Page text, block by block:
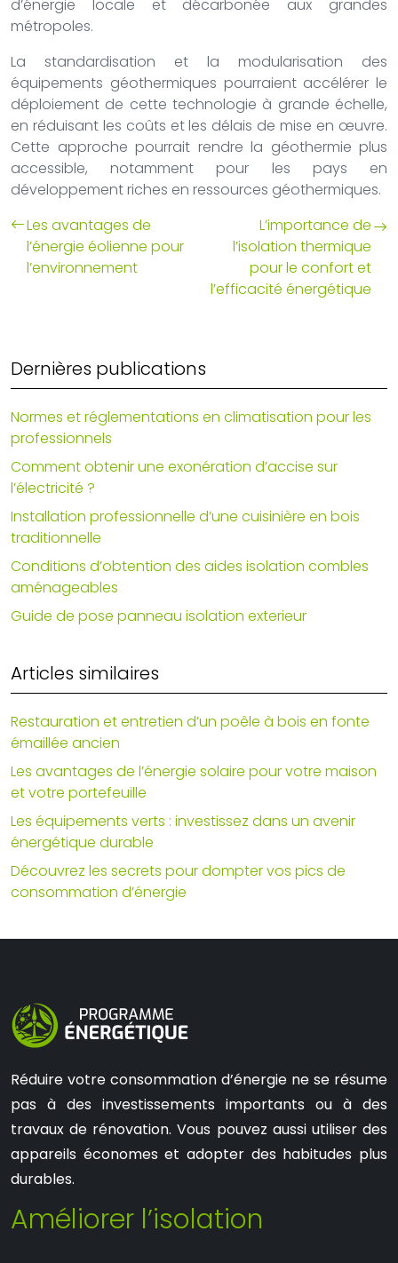
d’énergie locale et décarbonée aux grandes
métropoles.
La standardisation et la modularisation des
équipements géothermiques pourraient accélérer le
déploiement de cette technologie à grande échelle,
en réduisant les coûts et les délais de mise en œuvre.
Cette approche pourrait rendre la géothermie plus
accessible, notamment pour les pays en
développement riches en ressources géothermiques.
Les avantages de
l’énergie éolienne pour
l’environnement
L’importance de
l’isolation thermique
pour le confort et
l’efficacité énergétique
Dernières publications
Normes et réglementations en climatisation pour les
professionnels
Comment obtenir une exonération d’accise sur
l’électricité ?
Installation professionnelle d’une cuisinière en bois
traditionnelle
Conditions d’obtention des aides isolation combles
aménageables
Guide de pose panneau isolation exterieur
Articles similaires
Restauration et entretien d’un poêle à bois en fonte
émaillée ancien
Les avantages de l’énergie solaire pour votre maison
et votre portefeuille
Les équipements verts : investissez dans un avenir
énergétique durable
Découvrez les secrets pour dompter vos pics de
consommation d’énergie
Réduire votre consommation d’énergie ne se résume
pas à des investissements importants ou à des
travaux de rénovation. Vous pouvez aussi utiliser des
appareils économes et adopter des habitudes plus
durables.
Améliorer l’isolation